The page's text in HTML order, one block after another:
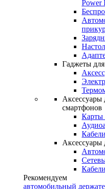
Power
Гаджеты
Аксессуары
смартфонов
Карты
Аксессуары
Рекомендуем
автомобильный